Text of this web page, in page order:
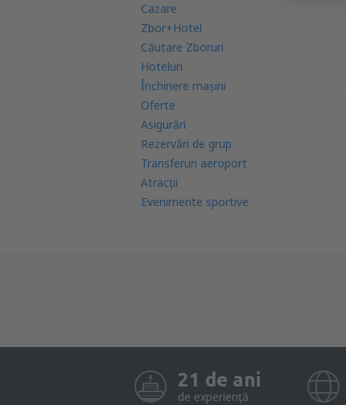
Cazare
Zbor+Hotel
Căutare Zboruri
Hoteluri
Închiriere mașini
Oferte
Asigurări
Rezervări de grup
Transferuri aeroport
Atracţii
Evenimente sportive
21 de ani
de experiență